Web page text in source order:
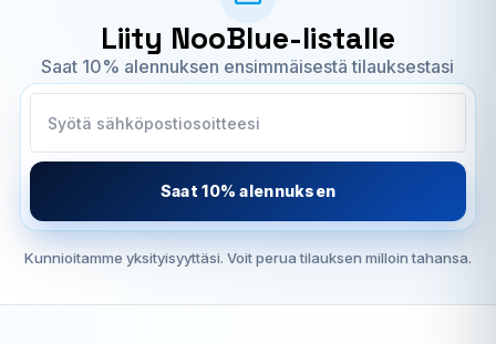
Liity NooBlue-listalle
Saat 10% alennuksen ensimmäisestä tilauksestasi
Saat 10% alennuksen
Kunnioitamme yksityisyyttäsi. Voit perua tilauksen milloin tahansa.